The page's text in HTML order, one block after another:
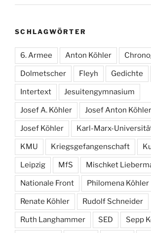
SCHLAGWÖRTER
6. Armee Anton Köhler
Dolmetscher Fleyh Gedichte
Intertext Jesuitengymnasium
Josef A. Köhler Josef Anton Köhler
Josef Köhler Karl-Marx-
KMU Kriegsgefangenschaft
Leipzig MfS Mischket
Nationale Front Philomena Köhler
Renate Köhler Rudolf Schneider
Ruth Langhammer SED Sepp